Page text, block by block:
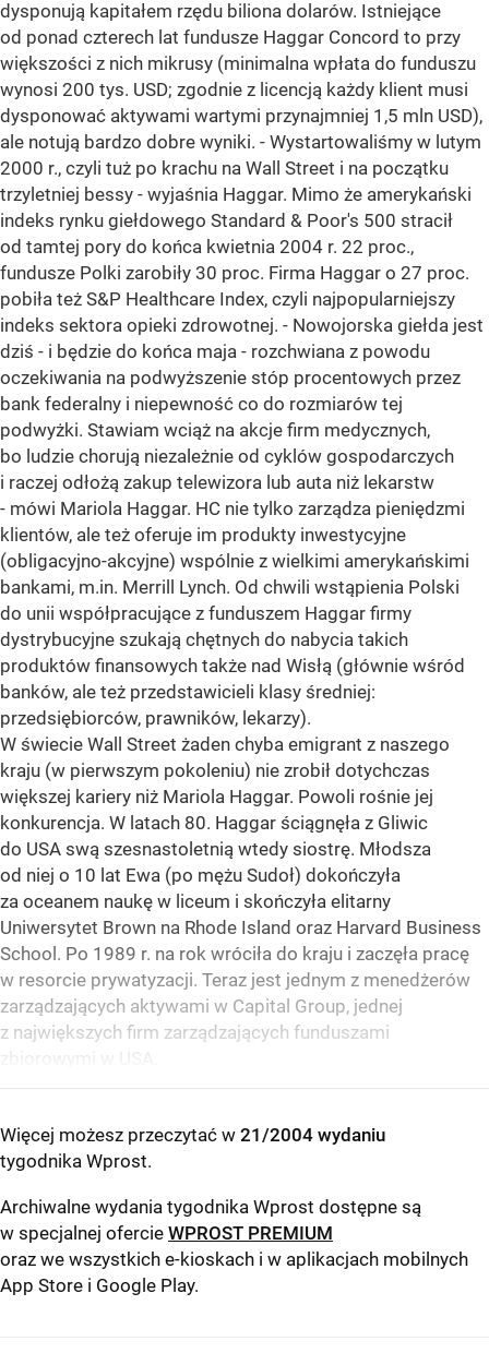
dysponują kapitałem rzędu biliona dolarów. Istniejące
od ponad czterech lat fundusze Haggar Concord to przy
większości z nich mikrusy (minimalna wpłata do funduszu
wynosi 200 tys. USD; zgodnie z licencją każdy klient musi
dysponować aktywami wartymi przynajmniej 1,5 mln USD),
ale notują bardzo dobre wyniki. - Wystartowaliśmy w lutym
2000 r., czyli tuż po krachu na Wall Street i na początku
trzyletniej bessy - wyjaśnia Haggar. Mimo że amerykański
indeks rynku giełdowego Standard & Poor's 500 stracił
od tamtej pory do końca kwietnia 2004 r. 22 proc.,
fundusze Polki zarobiły 30 proc. Firma Haggar o 27 proc.
pobiła też S&P Healthcare Index, czyli najpopularniejszy
indeks sektora opieki zdrowotnej. - Nowojorska giełda jest
dziś - i będzie do końca maja - rozchwiana z powodu
oczekiwania na podwyższenie stóp procentowych przez
bank federalny i niepewność co do rozmiarów tej
podwyżki. Stawiam wciąż na akcje firm medycznych,
bo ludzie chorują niezależnie od cyklów gospodarczych
i raczej odłożą zakup telewizora lub auta niż lekarstw
- mówi Mariola Haggar. HC nie tylko zarządza pieniędzmi
klientów, ale też oferuje im produkty inwestycyjne
(obligacyjno-akcyjne) wspólnie z wielkimi amerykańskimi
bankami, m.in. Merrill Lynch. Od chwili wstąpienia Polski
do unii współpracujące z funduszem Haggar firmy
dystrybucyjne szukają chętnych do nabycia takich
produktów finansowych także nad Wisłą (głównie wśród
banków, ale też przedstawicieli klasy średniej:
przedsiębiorców, prawników, lekarzy).
W świecie Wall Street żaden chyba emigrant z naszego
kraju (w pierwszym pokoleniu) nie zrobił dotychczas
większej kariery niż Mariola Haggar. Powoli rośnie jej
konkurencja. W latach 80. Haggar ściągnęła z Gliwic
do USA swą szesnastoletnią wtedy siostrę. Młodsza
od niej o 10 lat Ewa (po mężu Sudoł) dokończyła
za oceanem naukę w liceum i skończyła elitarny
Uniwersytet Brown na Rhode Island oraz Harvard Business
School. Po 1989 r. na rok wróciła do kraju i zaczęła pracę
w resorcie prywatyzacji. Teraz jest jednym z menedżerów
zarządzających aktywami w Capital Group, jednej
z największych firm zarządzających funduszami
zbiorowymi w USA.
Więcej możesz przeczytać w 21/2004 wydaniu
tygodnika Wprost.
Archiwalne wydania tygodnika Wprost dostępne są
w specjalnej ofercie WPROST PREMIUM
oraz we wszystkich e-kioskach i w aplikacjach mobilnych
App Store i Google Play.